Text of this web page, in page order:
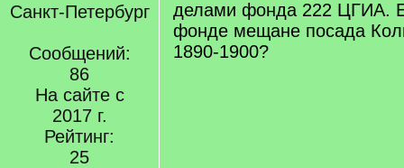
Санкт-Петербург
Сообщений:
86
На сайте с
2017 г.
Рейтинг:
25
делами фонда 222 ЦГИА.
фонде мещане посада
1890-1900?